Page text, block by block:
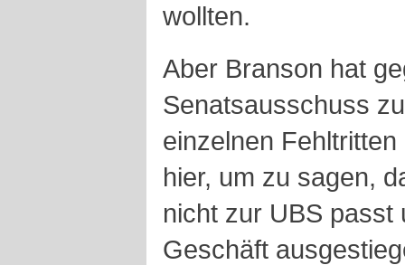
wollten.
Aber Branson hat
Senatsausschuss
einzelnen
hier, um zu sagen,
nicht zur UBS passt
Geschäft